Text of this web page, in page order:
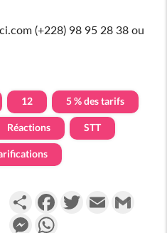
(+228) 98 95 28 38 ou
12 5 % des tarifs
Réactions STT
PartagerFacebookTwitterEmail
Messenger